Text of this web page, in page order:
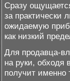
Сразу
за практически
ожидаемую
как низкий
Для продавца-
на руки, обходя
получит именно